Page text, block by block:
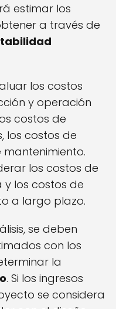
estimar los
a través de
los costos
y operación
costos de
los costos de
los costos de
y los costos de
a largo plazo.
se deben
con los
la
. Si los ingresos
se considera